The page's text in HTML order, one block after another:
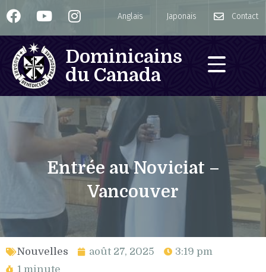
Anglais Japonais Contact
Dominicains
du Canada
Entrée au Noviciat –
Vancouver
Nouvelles août 27, 2025
3:19 pm
1 minute